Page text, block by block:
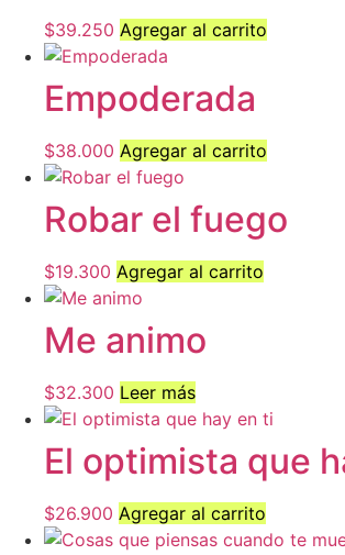
$39.250 Agregar al carrito
Empoderada
$38.000 Agregar al carrito
Robar el fuego
$19.300 Agregar al carrito
Me animo
$32.300 Leer más
El optimista que
$26.900 Agregar al carrito